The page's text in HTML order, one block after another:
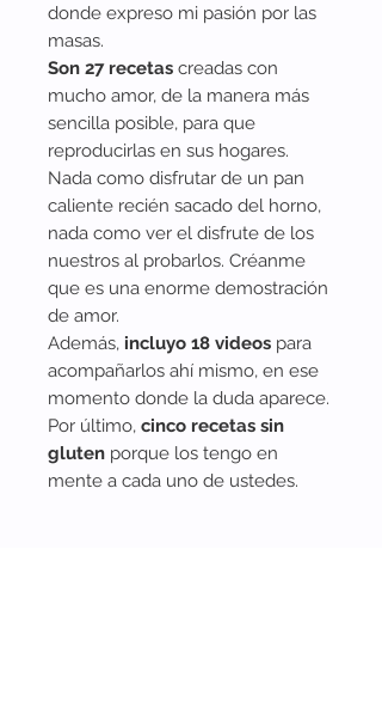
donde expreso mi pasión por las
masas.
Son 27 recetas creadas con
mucho amor, de la manera más
sencilla posible, para que
reproducirlas en sus hogares.
Nada como disfrutar de un pan
caliente recién sacado del horno,
nada como ver el disfrute de los
nuestros al probarlos. Créanme
que es una enorme demostración
de amor.
Además, incluyo 18 videos para
acompañarlos ahí mismo, en ese
momento donde la duda aparece.
Por último, cinco recetas sin
gluten porque los tengo en
mente a cada uno de ustedes.